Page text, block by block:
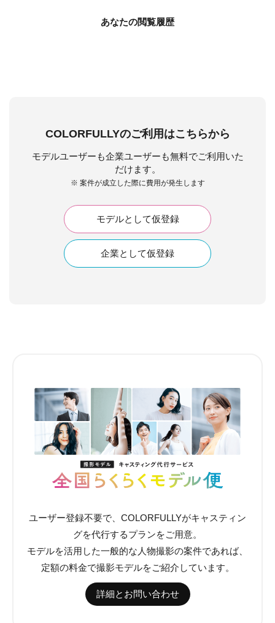
あなたの閲覧履歴
COLORFULLYのご利用はこちらから
モデルユーザーも企業ユーザーも無料でご利用いた
だけます。
※ 案件が成立した際に費用が発生します
モデルとして仮登録
企業として仮登録
ユーザー登録不要で、COLORFULLYがキャスティン
グを代行するプランをご用意。
モデルを活用した一般的な人物撮影の案件であれば、
定額の料金で撮影モデルをご紹介しています。
詳細とお問い合わせ